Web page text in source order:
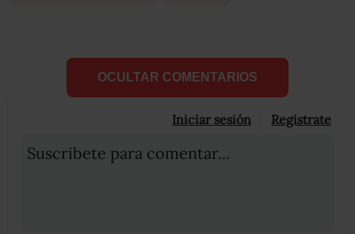
OCULTAR COMENTARIOS
Iniciar sesión Registrate
Suscribete para comentar...